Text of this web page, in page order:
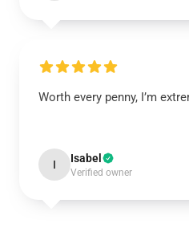
Worth every penny, I’m
I Isabel
Verified owner